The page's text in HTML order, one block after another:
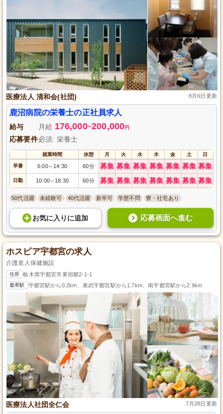
医療法人 清和会(社団) 8月6日更新
鹿沼病院の栄養士の正社員求人
給与 月給 176,000~200,000円
応募要件必須: 栄養士
就業時間 休憩 月 火 水 木 金 土 日
早番 6:00～ 14:30 60分 募集 募集 募集 募集 募集 募集 募集
日勤 10:00～ 18:30 60分 募集 募集 募集 募集 募集 募集 募集
50代活躍 未経験可 40代活躍 新卒可 学歴不問 寮・社宅あり
お気に入り に追加 応募画面へ進む
ホスピア宇都宮の求人
介護老人保健施設
住所 栃木県宇都宮市東宿郷2-1-1
最寄駅 宇都宮駅から0.2km、東武宇都宮駅から1.7km、南宇都宮駅から2.9km
医療法人社団全仁会 7月28日更新